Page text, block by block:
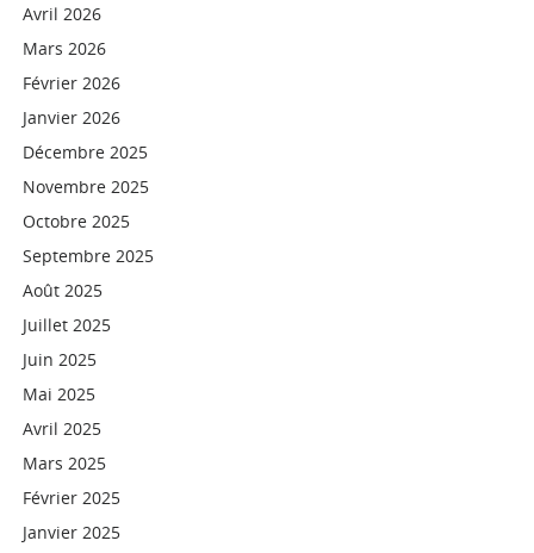
Avril 2026
Mars 2026
Février 2026
Janvier 2026
Décembre 2025
Novembre 2025
Octobre 2025
Septembre 2025
Août 2025
Juillet 2025
Juin 2025
Mai 2025
Avril 2025
Mars 2025
Février 2025
Janvier 2025